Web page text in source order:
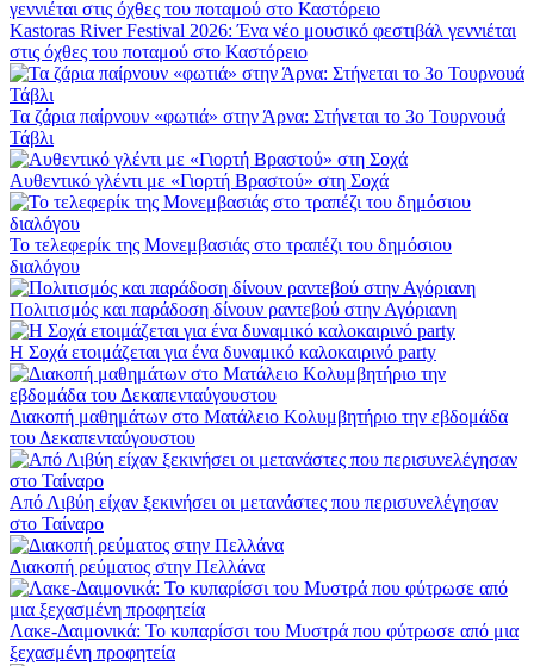
Kastoras River Festival 2026: Ένα νέο μουσικό φεστιβάλ γεννιέται
στις όχθες του ποταμού στο Καστόρειο
Τα ζάρια παίρνουν «φωτιά» στην Άρνα: Στήνεται το 3ο Τουρνουά
Τάβλι
Αυθεντικό γλέντι με «Γιορτή Βραστού» στη Σοχά
Το τελεφερίκ της Μονεμβασιάς στο τραπέζι του δημόσιου
διαλόγου
Πολιτισμός και παράδοση δίνουν ραντεβού στην Αγόριανη
Η Σοχά ετοιμάζεται για ένα δυναμικό καλοκαιρινό party
Διακοπή μαθημάτων στο Ματάλειο Κολυμβητήριο την εβδομάδα
του Δεκαπενταύγουστου
Από Λιβύη είχαν ξεκινήσει οι μετανάστες που περισυνελέγησαν
στο Ταίναρο
Διακοπή ρεύματος στην Πελλάνα
Λακε-Δαιμονικά: Το κυπαρίσσι του Μυστρά που φύτρωσε από μια
ξεχασμένη προφητεία